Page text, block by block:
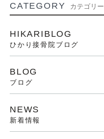
CATEGORY カテゴリー
HIKARIBLOG
ひかり接骨院ブログ
BLOG
ブログ
NEWS
新着情報